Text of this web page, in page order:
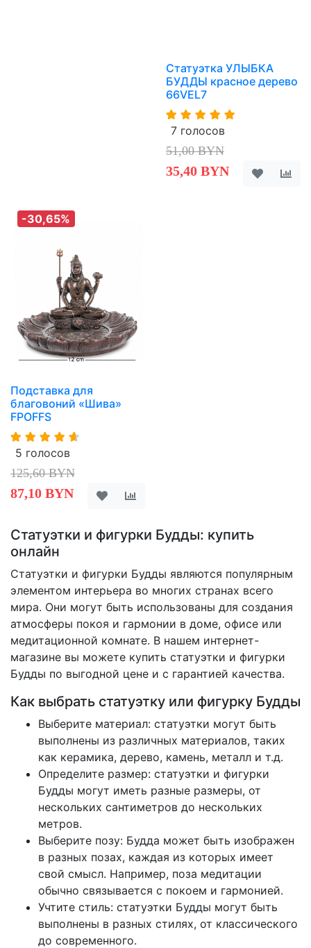
Статуэтка УЛЫБКА
БУДДЫ красное дерево
66VEL7
7 голосов
51,00 BYN
35,40 BYN
-30,65%
Подставка для
благовоний «Шива»
FPOFFS
5 голосов
125,60 BYN
87,10 BYN
Статуэтки и фигурки Будды: купить
онлайн
Статуэтки и фигурки Будды являются популярным
элементом интерьера во многих странах всего
мира. Они могут быть использованы для создания
атмосферы покоя и гармонии в доме, офисе или
медитационной комнате. В нашем интернет-
магазине вы можете купить статуэтки и фигурки
Будды по выгодной цене и с гарантией качества.
Как выбрать статуэтку или фигурку Будды
Выберите материал: статуэтки могут быть
выполнены из различных материалов, таких
как керамика, дерево, камень, металл и т.д.
Определите размер: статуэтки и фигурки
Будды могут иметь разные размеры, от
нескольких сантиметров до нескольких
метров.
Выберите позу: Будда может быть изображен
в разных позах, каждая из которых имеет
свой смысл. Например, поза медитации
обычно связывается с покоем и гармонией.
Учтите стиль: статуэтки Будды могут быть
выполнены в разных стилях, от классического
до современного.